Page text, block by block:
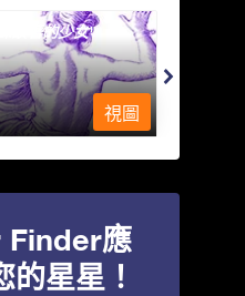
鎖著的少女
視圖
Finder應
的星星！